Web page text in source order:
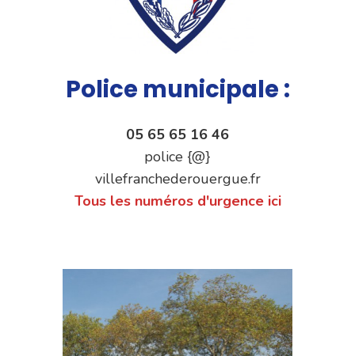
Police municipale :
05 65 65 16 46
police {@}
villefranchederouergue.fr
Tous les numéros d'urgence ici